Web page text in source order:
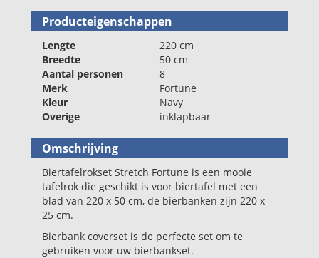
Producteigenschappen
Lengte
220 cm
Breedte
50 cm
Aantal personen
8
Merk
Fortune
Kleur
Navy
Overige
inklapbaar
Omschrijving
Biertafelrokset Stretch Fortune is een mooie
tafelrok die geschikt is voor biertafel met een
blad van 220 x 50 cm, de bierbanken zijn 220 x
25 cm.
Bierbank coverset is de perfecte set om te
gebruiken voor uw bierbankset.